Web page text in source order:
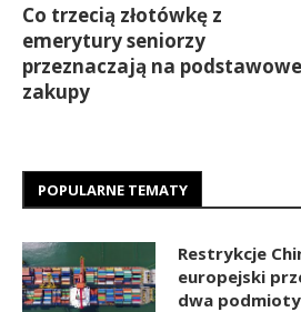
Co trzecią złotówkę z
emerytury seniorzy
przeznaczają na podstawowe
zakupy
POPULARNE TEMATY
Restrykcje
europejski
dwa